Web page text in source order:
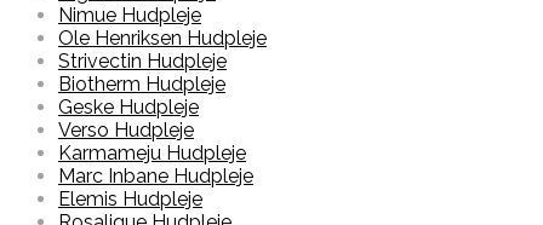
Nimue Hudpleje
Ole Henriksen Hudpleje
Strivectin Hudpleje
Biotherm Hudpleje
Geske Hudpleje
Verso Hudpleje
Karmameju Hudpleje
Marc Inbane Hudpleje
Elemis Hudpleje